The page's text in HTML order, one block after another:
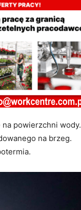
powierzchni wody.
na brzeg.